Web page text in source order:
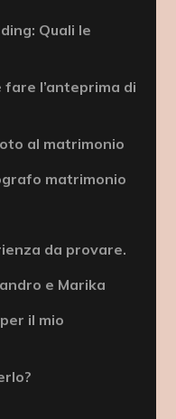
Quali le
l’anteprima di
al matrimonio
matrimonio
da provare.
e Marika
il mio